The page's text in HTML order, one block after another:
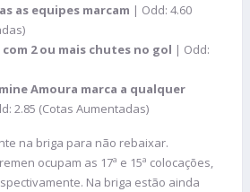
as equipes marcam | Odd: 4.60
2 ou mais chutes no gol | Odd:
Amoura marca a qualquer
2.85 (Cotas Aumentadas)
na briga para não rebaixar.
ocupam as 17ª e 15ª colocações,
Na briga estão ainda